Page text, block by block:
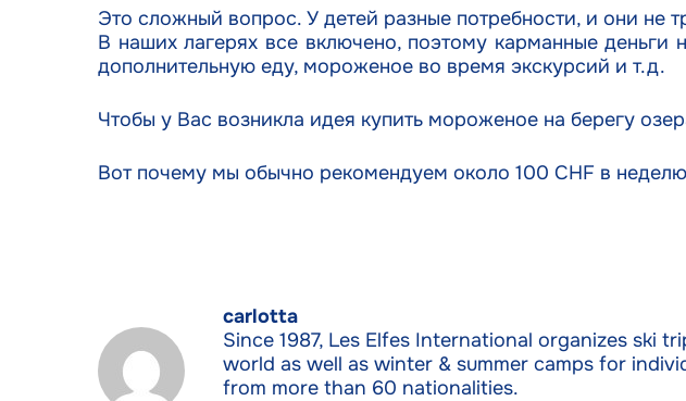
Это сложный вопрос. У детей разные потребности, и они не
В наших лагерях все включено, поэтому карманные деньги
дополнительную еду, мороженое во время экскурсий и т.д.
Чтобы у Вас возникла идея купить мороженое на берегу
Вот почему мы обычно рекомендуем около 100 CHF в
carlotta
Since 1987, Les Elfes International organizes ski
world as well as winter & summer camps for
from more than 60 nationalities.